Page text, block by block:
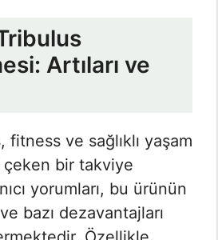
Artıları ve
fitness ve sağlıklı yaşam
çeken bir takviye
yorumları, bu ürünün
bazı dezavantajları